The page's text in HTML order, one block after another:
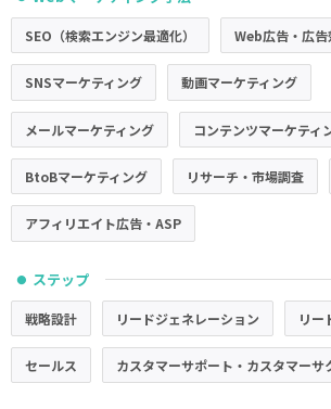
SEO（検索エンジン最適化） Web広告・広
SNSマーケティング 動画マーケティング
メールマーケティング コンテンツマーケティ
BtoBマーケティング リサーチ・市場調査
アフィリエイト広告・ASP
● ステップ
戦略設計 リードジェネレーション リー
セールス カスタマーサポート・カスタマーサ